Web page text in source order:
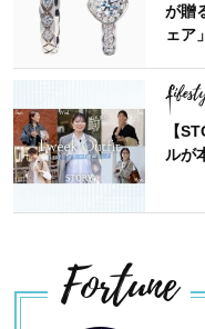
が贈
ェア」
【
ルが
Fortune